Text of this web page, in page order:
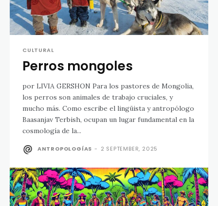
CULTURAL
Perros mongoles
por LIVIA GERSHON Para los pastores de Mongolia,
los perros son animales de trabajo cruciales, y
mucho más. Como escribe el lingüista y antropólogo
Baasanjav Terbish, ocupan un lugar fundamental en la
cosmología de la...
ANTROPOLOGÍAS - 2 SEPTEMBER, 2025